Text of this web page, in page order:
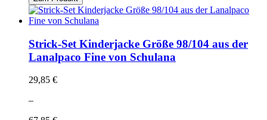
Strick-Set Kinderjacke Größe 98/104 aus der
Lanalpaco Fine von Schulana
29,85 €
–